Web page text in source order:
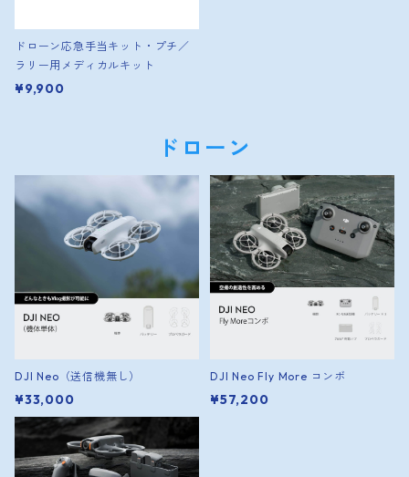
ドローン応急手当キット・プチ／
ラリー用メディカルキット
¥9,900
ドローン
DJI Neo（送信機無し）
¥33,000
DJI Neo Fly More コンボ
¥57,200